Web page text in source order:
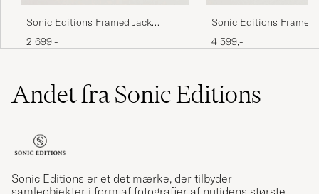
Sonic Editions Framed Jack
Nicholson At Home
2 699,-
Sonic Editions Framed
Aarons Desert House
4 599,-
Andet fra Sonic Editions
Sonic Editions er et det mærke, der tilbyder
samleobjekter i form af fotografier af nutidens største